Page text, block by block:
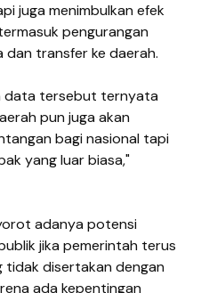
juga menimbulkan efek
pengurangan
dan transfer ke daerah.
data tersebut ternyata
pun juga akan
bagi nasional tapi
yang luar biasa,"
adanya potensi
jika pemerintah terus
tidak disertakan dengan
ada kepentingan